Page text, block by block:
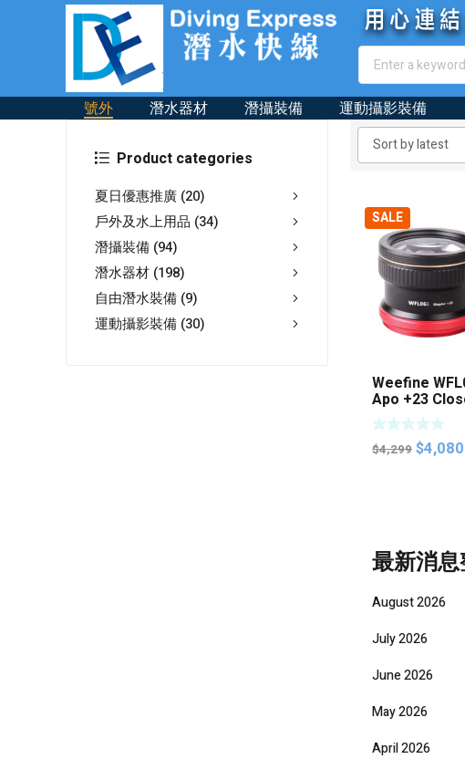
號外 潛水器材 潛攝裝備 運動攝影裝備
Product categories
夏日優惠推廣 (20)
戶外及水上用品 (34)
潛攝裝備 (94)
潛水器材 (198)
自由潛水裝備 (9)
運動攝影裝備 (30)
SALE
Weefine
Apo +23
up Lens
$4,299 Original
$4,080
最新消
August 2026
July 2026
June 2026
May 2026
April 2026